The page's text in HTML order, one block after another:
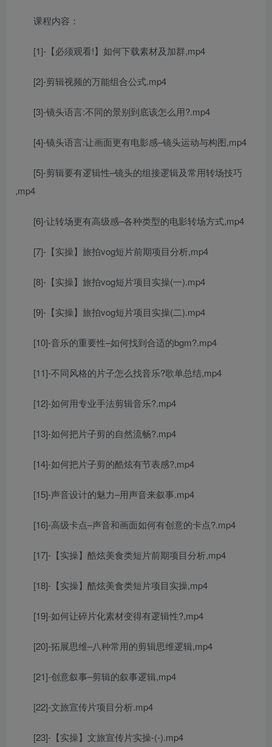
课程内容：
[1]-【必须观看!】如何下载素材及加群,mp4
[2]-剪辑视频的万能组合公式.mp4
[3]-镜头语言:不同的景别到底该怎么用?.mp4
[4]-镜头语言:让画面更有电影感–镜头运动与构图,mp4
[5]-剪辑要有逻辑性–镜头的组接逻辑及常用转场技巧
,mp4
[6]-让转场更有高级感–各种类型的电影转场方式,mp4
[7]-【实操】旅拍vog短片前期项目分析,mp4
[8]-【实操】旅拍vog短片项目实操(一).mp4
[9]-【实操】旅拍vog短片项目实操(二).mp4
[10]-音乐的重要性–如何找到合适的bgm?.mp4
[11]-不同风格的片子怎么找音乐?歌单总结,mp4
[12]-如何用专业手法剪辑音乐?.mp4
[13]-如何把片子剪的自然流畅?.mp4
[14]-如何把片子剪的酷炫有节表感?,mp4
[15]-声音设计的魅力–用声音来叙事.mp4
[16]-高级卡点–声音和画面如何有创意的卡点?.mp4
[17]-【实操】酷炫美食类短片前期项目分析,mp4
[18]-【实操】酷炫美食类短片项目实操,mp4
[19]-如何让碎片化素材变得有逻辑性?,mp4
[20]-拓展思维–八种常用的剪辑思维逻辑,mp4
[21]-创意叙事–剪辑的叙事逻辑,mp4
[22]-文旅宣传片项目分析.mp4
[23]-【实操】文旅宣传片实操-(-).mp4